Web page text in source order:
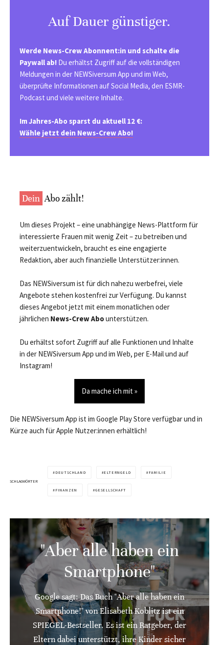
Auf Dauer günstiger.
Werde News-Crew Abonnent:in und schalte die
Paywall ab! Du erhältst Zugriff auf die vollständigen
Meldungen in der NEWSiversum App und im Web,
überprüfte Informationen auf Social Media, den ESMR-
Podcast und viele weitere Inhalte.
Im Jahres-Abo sparst du aktuell 12 €:
Wähle jetzt dein News-Crew Abo!
Dein Abo zählt!
Um dieses Projekt – eine unabhängige News-Plattform für
interessierte Frauen mit wenig Zeit – zu betreiben und
weiterzuentwickeln, braucht es eine engagierte
Redaktion, aber auch finanzielle Unterstützer:innen.
Das NEWSiversum ist für dich nahezu werbefrei, viele
Angebote stehen kostenfrei zur Verfügung. Du kannst
dieses Angebot jetzt mit einem monatlichen oder
jährlichen News-Crew Abounterstützen.
Du erhältst sofort Zugriff auf alle Funktionen und Inhalte
in der NEWSiversum App und im Web, per E-Mail und auf
Instagram!
Da mache ich mit »
Die NEWSiversum App ist im Google Play Store verfügbar und in
Kürze auch für Apple Nutzer:innen erhältlich!
SCHLAGWÖRTER
DEUTSCHLAND ELTERNGELD FAMILIE
FINANZEN GESELLSCHAFT
"Aber alle haben ein
Smartphone"
Google sagt: Das Buch "Aber alle haben ein
Smartphone!" von Elisabeth Koblitz ist ein
SPIEGEL-Bestseller. Es ist ein Ratgeber, der
Eltern dabei unterstützt, ihre Kinder sicher